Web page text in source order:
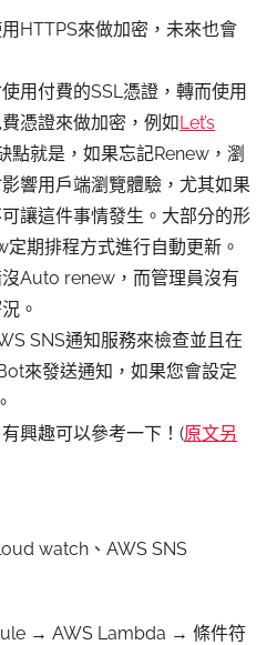
HTTPS來做加密，未來也會
用付費的SSL憑證，轉而使用
憑證來做加密，例如Let’s
點就是，如果忘記Renew，瀏
響用戶端瀏覽體驗，尤其如果
讓這件事情發生。大部分的形
期排程方式進行自動更新。
Auto renew，而管理員沒有
。
SNS通知服務來檢查並且在
來發送通知，如果您會設定
興趣可以參考一下！(原文另
watch、AWS SNS
→ AWS Lambda → 條件符